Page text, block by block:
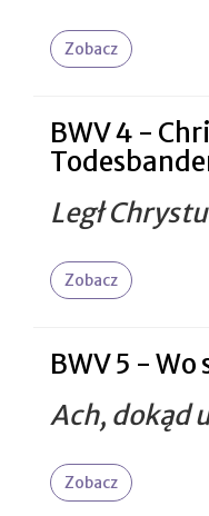
Zobacz
BWV 4 -
Legł
Zobacz
BWV 5 -
Ach, dokąd
Zobacz